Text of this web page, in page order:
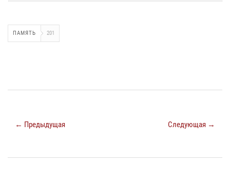
ПАМЯТЬ 201
← Предыдущая Следующая →